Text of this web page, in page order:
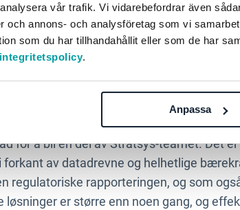
vår trafik. Vi vidarebefordrar även
och annons- och analysföretag som vi
som du har tillhandahållit eller som de har
integritetspolicy.
Anpassa
vil være en stor ressurs for oss.
av både vår virksomhet og vårt tilbud til
velkommen til Stratsys!
for å bli en del av Stratsys-teamet. Det
forkant av datadrevne og helhetlige
regulatoriske rapporteringen, og som
løsninger er større enn noen gang, og